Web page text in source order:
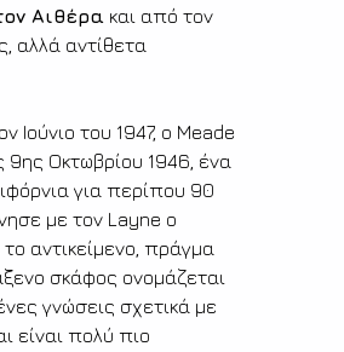
Αιθέρα και από τον
αλλά αντίθετα
Ιούνιο του 1947, ο Meade
9ης Οκτωβρίου 1946, ένα
για περίπου 90
με τον Layne ο
αντικείμενο, πράγμα
σκάφος ονομάζεται
γνώσεις σχετικά με
είναι πολύ πιο